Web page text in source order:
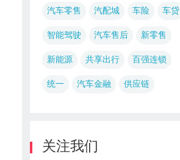
汽车零售 汽配城 车险 车贷
智能驾驶 汽车售后 新零售
新能源 共享出行 百强连锁
统一 汽车金融 供应链
关注我们